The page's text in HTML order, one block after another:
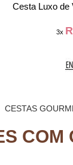
Cesta Luxo de
3x
CESTAS
COM